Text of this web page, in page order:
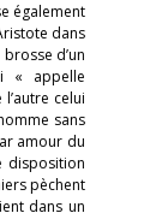
également
dans
d’un
« appelle
celui
sans
amour du
disposition
pèchent
dans un